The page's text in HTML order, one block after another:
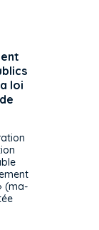
loi
(ma-